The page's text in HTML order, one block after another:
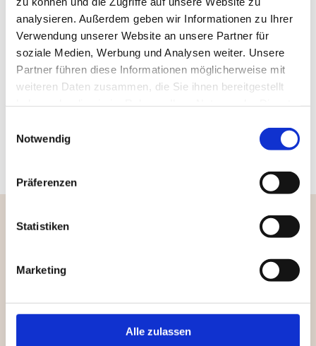
analysieren. Außerdem geben wir Informationen zu Ihrer
Verwendung unserer Website an unsere Partner für
soziale Medien, Werbung und Analysen weiter. Unsere
Partner führen diese Informationen möglicherweise mit
weiteren Daten zusammen, die Sie ihnen bereitgestellt
Notwendig
Präferenzen
Statistiken
Marketing
Alle zulassen